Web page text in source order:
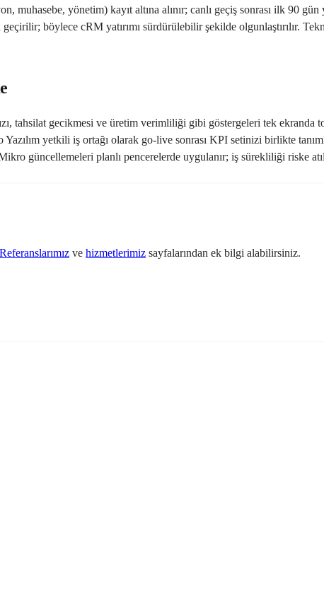
yönetim) kayıt altına alınır; canlı geçiş sonrası ilk 90
böylece cRM yatırımı sürdürülebilir şekilde olgunlaştırılır.
tahsilat gecikmesi ve üretim verimliliği gibi göstergeleri tek ekranda
Yazılım yetkili iş ortağı olarak go-live sonrası KPI setinizi birlikte
güncellemeleri planlı pencerelerde uygulanır; iş sürekliliği riske
Referanslarımız ve hizmetlerimiz sayfalarından ek bilgi alabilirsiniz.